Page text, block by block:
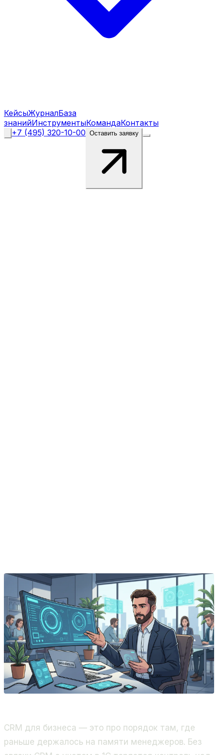
КейсыЖурналБаза
знанийИнструментыКомандаКонтакты
+7 (495) 320-10-00 Оставить заявку
CRM для бизнеса — это про порядок там, где
раньше держалось на памяти менеджеров. Без